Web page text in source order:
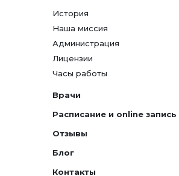
История
Наша миссия
Администрация
Лицензии
Часы работы
Врачи
Расписание и online запись
Отзывы
Блог
Контакты